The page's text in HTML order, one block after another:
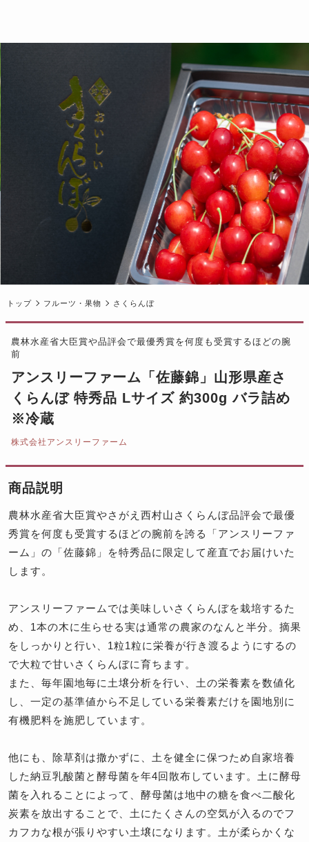
トップ フルーツ・果物 さくらんぼ
農林水産省大臣賞や品評会で最優秀賞を何度も受賞するほどの腕
前
アンスリーファーム「佐藤錦」山形県産さ
くらんぼ 特秀品 Lサイズ 約300g バラ詰め
※冷蔵
株式会社アンスリーファーム
商品説明
農林水産省大臣賞やさがえ西村山さくらんぼ品評会で最優
秀賞を何度も受賞するほどの腕前を誇る「アンスリーファ
ーム」の「佐藤錦」を特秀品に限定して産直でお届けいた
します。
アンスリーファームでは美味しいさくらんぼを栽培するた
め、1本の木に生らせる実は通常の農家のなんと半分。摘果
をしっかりと行い、1粒1粒に栄養が行き渡るようにするの
で大粒で甘いさくらんぼに育ちます。
また、毎年園地毎に土壌分析を行い、土の栄養素を数値化
し、一定の基準値から不足している栄養素だけを園地別に
有機肥料を施肥しています。
他にも、除草剤は撒かずに、土を健全に保つため自家培養
した納豆乳酸菌と酵母菌を年4回散布しています。土に酵母
菌を入れることによって、酵母菌は地中の糖を食べ二酸化
炭素を放出することで、土にたくさんの空気が入るのでフ
カフカな根が張りやすい土壌になります。土が柔らかくな